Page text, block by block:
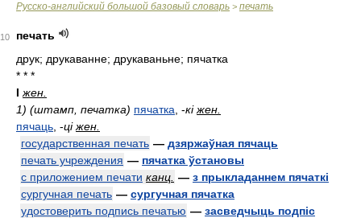
Русско-английский большой базовый словарь > печать
10
печать
друк; друкаванне; друкаваньне; пячатка
* * *
I жен.
1) (штамп, печатка) пячатка -кі жен.
пячаць -ці жен.
государственная печать — дзяржаўная пячаць
печать учреждения — пячатка ўстановы
с приложением печати канц. — з прыкладаннем пячаткі
сургучная печать — сургучная пячатка
удостоверить подпись печатью — засведчыць подпіс